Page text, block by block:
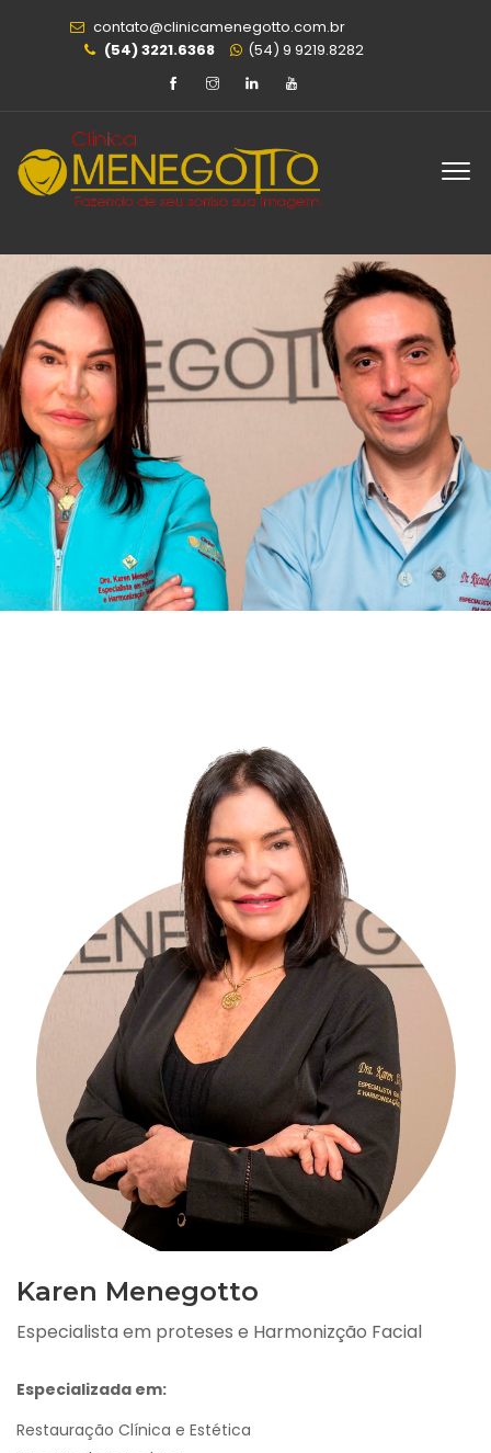
contato@clinicamenegotto.com.br
(54) 3221.6368
(54) 9 9219.8282
Karen Menegotto
Especialista em proteses e Harmonizção Facial
Especializada em:
Restauração Clínica e Estética